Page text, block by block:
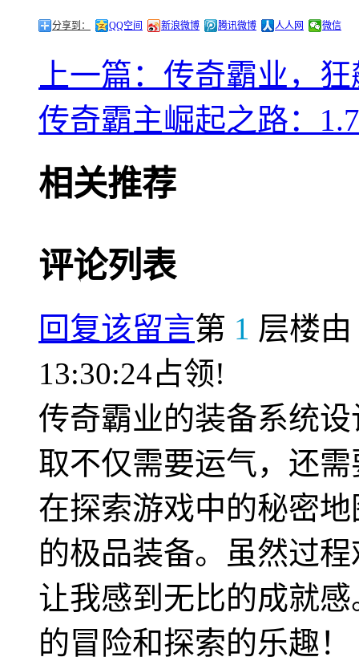
分享到： QQ空间 新浪微博 腾讯微博 人人网 微信
上一篇：传奇霸业，
传奇霸主崛起之路：
相关推荐
评论列表
回复该留言第 1 层楼由
13:30:24占领!
传奇霸业的装备系统
取不仅需要运气，还
在探索游戏中的秘密
的极品装备。虽然过
让我感到无比的成就
的冒险和探索的乐趣！